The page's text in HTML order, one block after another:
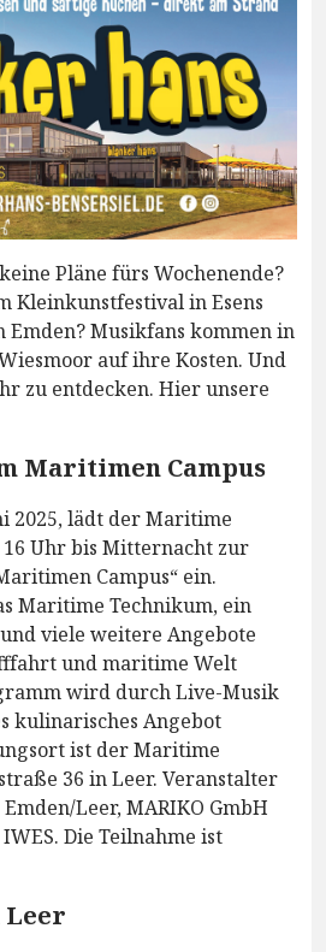
Pläne fürs Wochenende?
Kleinkunstfestival in Esens
Emden? Musikfans kommen in
auf ihre Kosten. Und
zu entdecken. Hier unsere
Maritimen Campus
2025, lädt der Maritime
16 Uhr bis Mitternacht zur
Campus“ ein.
Maritime Technikum, ein
viele weitere Angebote
und maritime Welt
wird durch Live-Musik
kulinarisches Angebot
ist der Maritime
36 in Leer. Veranstalter
Leer, MARIKO GmbH
Die Teilnahme ist
Leer